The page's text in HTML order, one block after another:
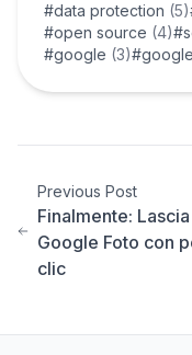
#data protection (5)
#open source (4)
#google (3)
Previous Post
Finalmente: Lascia
Google Foto con
clic